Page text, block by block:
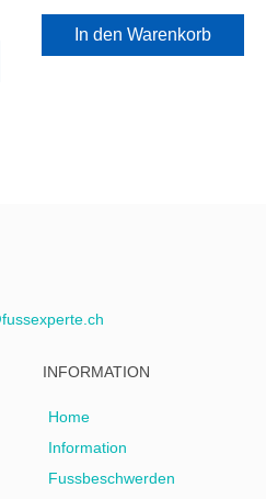
In den Warenkorb
INFORMATION
Home
Information
Fussbeschwerden